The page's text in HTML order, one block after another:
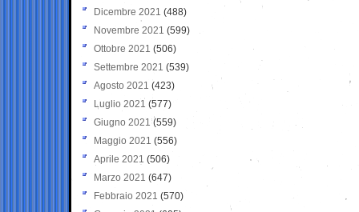
Dicembre 2021 (488)
Novembre 2021 (599)
Ottobre 2021 (506)
Settembre 2021 (539)
Agosto 2021 (423)
Luglio 2021 (577)
Giugno 2021(559)
Maggio 2021 (556)
Aprile 2021 (506)
Marzo 2021 (647)
Febbraio 2021 (570)